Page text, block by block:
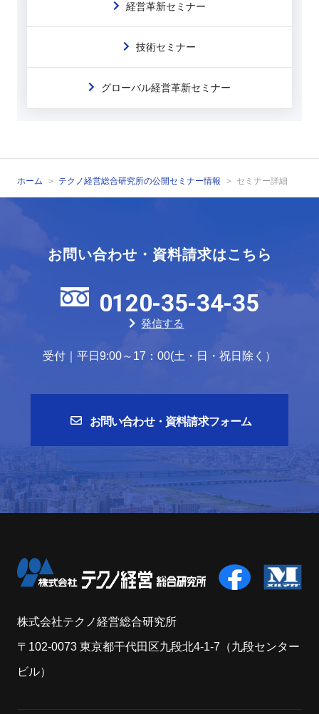
経営革新セミナー
技術セミナー
グローバル経営革新セミナー
ホーム テクノ経営総合研究所の公開セミナー情報 セミナー詳細
お問い合わせ・資料請求はこちら
0120-35-34-35
発信する
受付｜平日9:00～17：00(土・日・祝日除く）
お問い合わせ・資料請求フォーム
株式会社テクノ経営総合研究所
〒102-0073 東京都干代田区九段北4-1-7（九段センター
ビル）